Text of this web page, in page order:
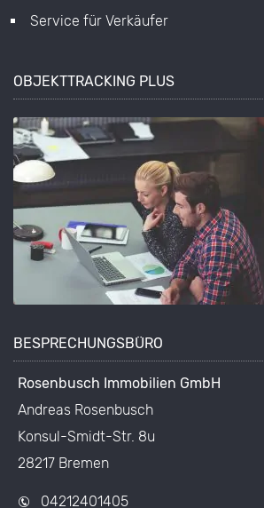
Service für Verkäufer
OBJEKTTRACKING PLUS
BESPRECHUNGSBÜRO
Rosenbusch Immobilien GmbH
Andreas Rosenbusch
Konsul-Smidt-Str. 8u
28217 Bremen
04212401405